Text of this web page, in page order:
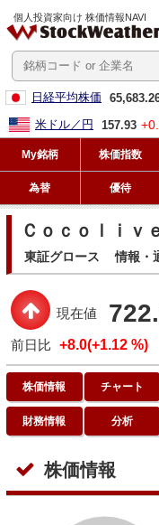
個人投資家向け 株価情報NAVI
日経平均株価
米ドル／円
157.93
My銘柄 株価指数
為替 優待
Ｃｏｃｏｌｉｖ
東証グロース 情報・
現在値
前日比 +8.0(+1.12 %)
株価情報 チャート
財務情報 分析
株価情報